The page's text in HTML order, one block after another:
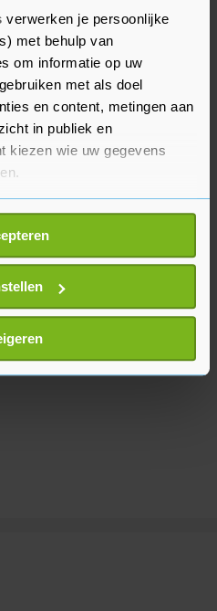
verwerken je persoonlijke
met behulp van
om informatie op uw
met als doel
en content, metingen aan
in publiek en
kiezen wie uw gegevens
ook graag:
over uw geografische
meter nauwkeurig kan zijn
door het actief te
(fingerprinting)
gegevens worden
in het
moment wijzigen of
verslechtering. Ook
zich zorgen maken
41 procent gaf dit aan
kwartaal aan als
voor de
verdubbeling ten